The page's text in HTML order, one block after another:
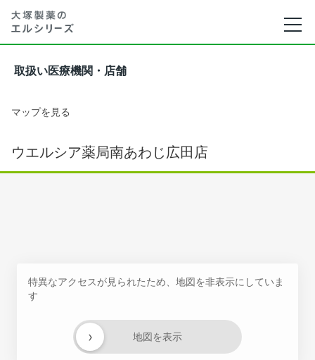
取扱い医療機関・店舗
マップを見る
ウエルシア薬局南あわじ広田店
特異なアクセスが見られたため、地図を非表示にしていま
す
地図を表示
›